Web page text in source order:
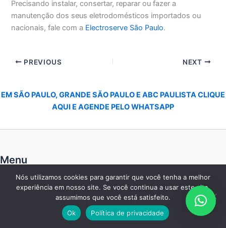
Precisando instalar, consertar, reparar ou fazer a
manutenção dos seus eletrodomésticos importados ou
nacionais, fale com a Electroserve São Paulo.
PREVIOUS NEXT
EM SÃO PAULO, GRANDE SÃO PAULO E ABC PAULISTA CLIQUE
AQUI E AGENDE PELO WHATSAPP
Menu
Nós utilizamos cookies para garantir que você tenha a melhor
experiência em nosso site. Se você continua a usar este site,
assumimos que você está satisfeito.
Ok
Política de privacidade